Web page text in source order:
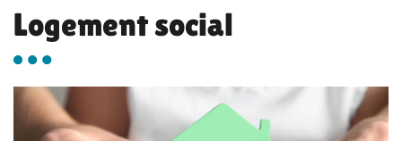
Logement social